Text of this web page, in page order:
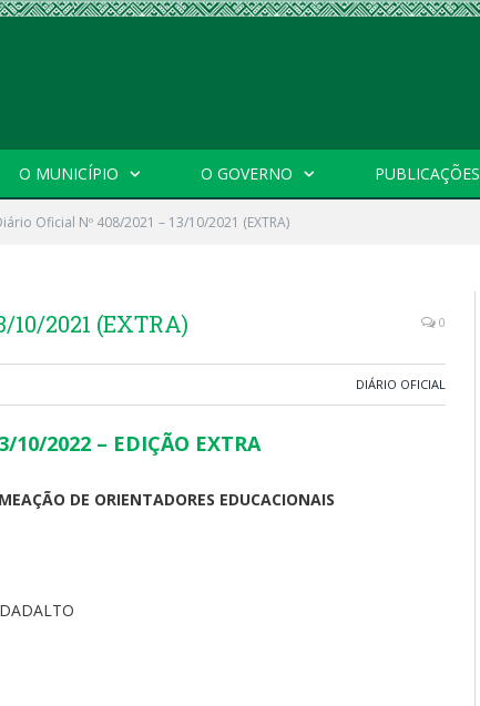
O MUNICÍPIO O GOVERNO PUBLICAÇÕES
Oficial Nº 408/2021 – 13/10/2021 (EXTRA)
2021 (EXTRA) 0
DIÁRIO OFICIAL
2022 – EDIÇÃO EXTRA
DE ORIENTADORES EDUCACIONAIS